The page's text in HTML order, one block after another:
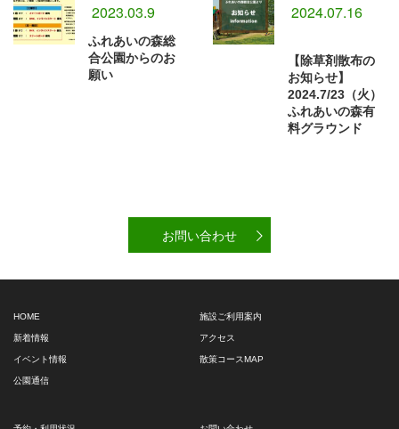
2023.03.9
ふれあいの森総
合公園からのお
願い
2024.07.16
【除草剤散布の
お知らせ】
2024.7/23（火）
ふれあいの森有
料グラウンド
お問い合わせ
HOME
新着情報
イベント情報
公園通信
施設ご利用案内
アクセス
散策コースMAP